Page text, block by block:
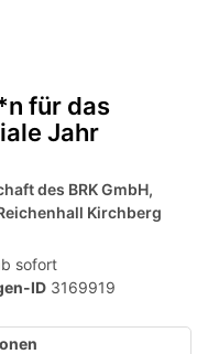
von
mobilem
Endgerät
aus
für das
Jahr
des BRK GmbH,
Kirchberg
sofort
ID 3169919